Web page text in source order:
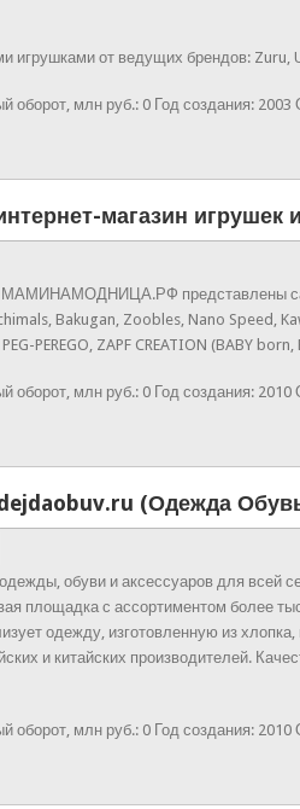
игрушками от ведущих брендов:
оборот, млн руб.: 0 Год создания: 2003
магазин игрушек
МАМИНАМОДНИЦА.РФ представлены
Bakugan, Zoobles, Nano Speed,
PEREGO, ZAPF CREATION (BABY
оборот, млн руб.: 0 Год создания: 2010
(Одежда
обуви и аксессуаров для всей
площадка с ассортиментом более
одежду, изготовленную из
и китайских производителей.
оборот, млн руб.: 0 Год создания: 2010